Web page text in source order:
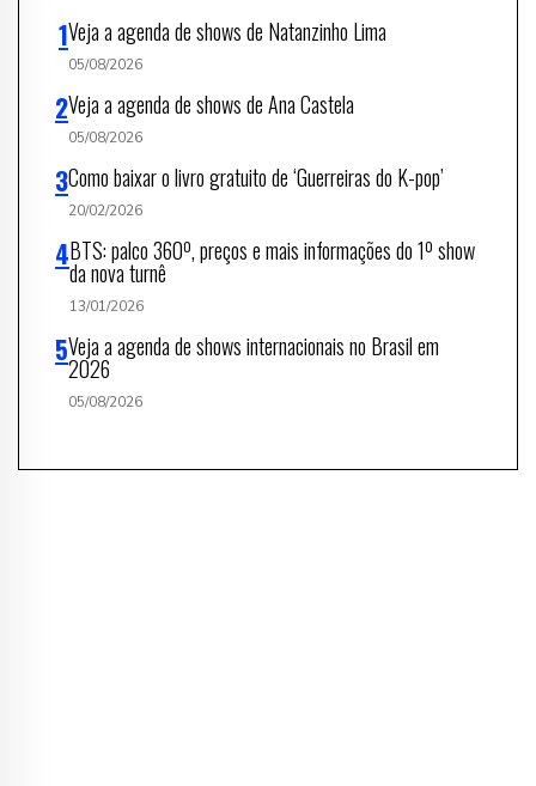
Veja a agenda de shows de Natanzinho Lima
05/08/2026
Veja a agenda de shows de Ana Castela
05/08/2026
Como baixar o livro gratuito de ‘Guerreiras do K-pop’
20/02/2026
BTS: palco 360º, preços e mais informações do 1º show
da nova turnê
13/01/2026
Veja a agenda de shows internacionais no Brasil em
2026
05/08/2026